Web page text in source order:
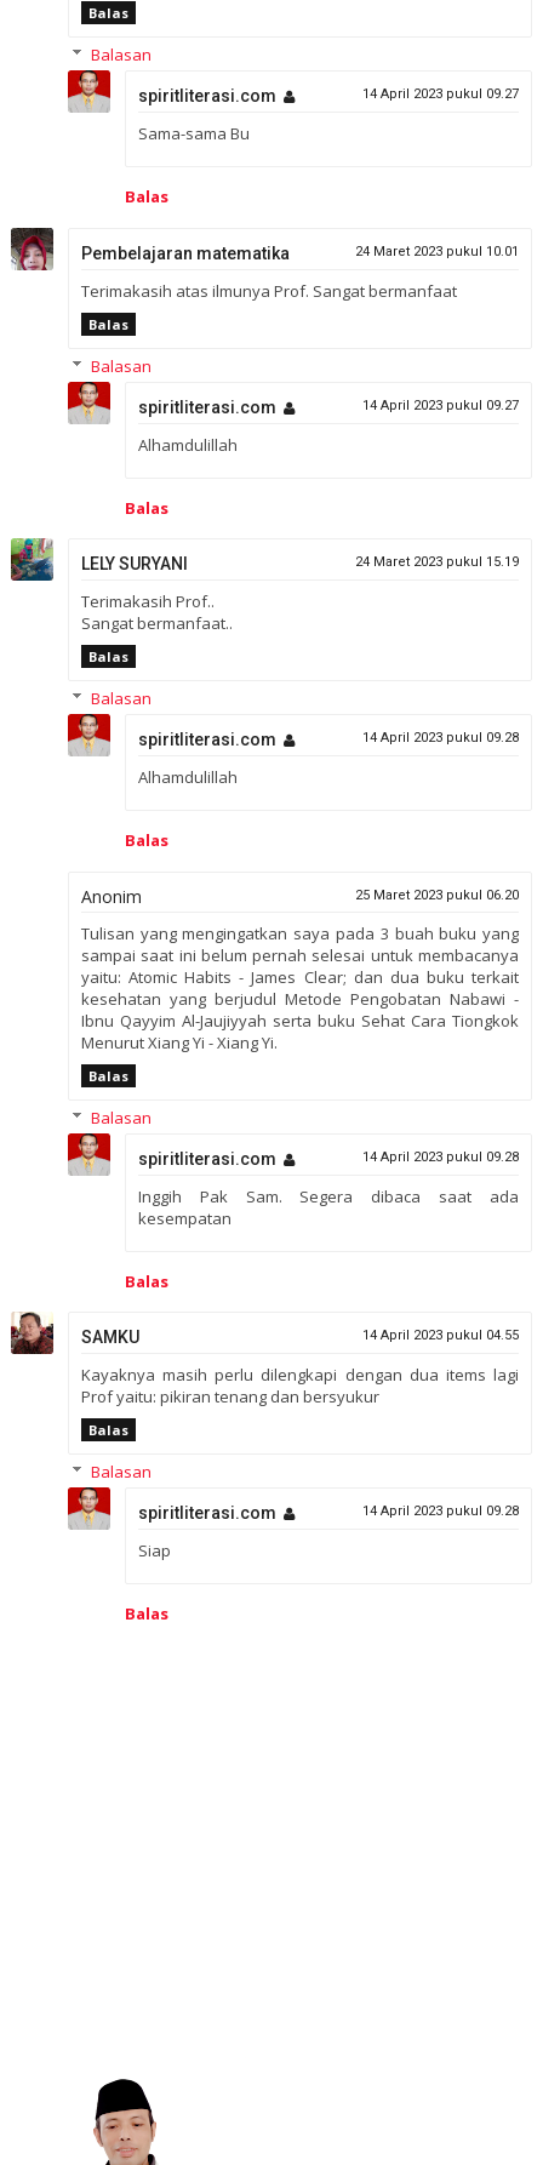
Balas
Balasan
spiritliterasi.com 14 April 2023 pukul 09.27
Sama-sama Bu
Balas
Pembelajaran matematika 24 Maret 2023 pukul 10.01
Terimakasih atas ilmunya Prof. Sangat bermanfaat
Balas
Balasan
spiritliterasi.com 14 April 2023 pukul 09.27
Alhamdulillah
Balas
LELY SURYANI 24 Maret 2023 pukul 15.19
Terimakasih Prof..
Sangat bermanfaat..
Balas
Balasan
spiritliterasi.com 14 April 2023 pukul 09.28
Alhamdulillah
Balas
Anonim 25 Maret 2023 pukul 06.20
Tulisan yang mengingatkan saya pada 3 buah buku yang
sampai saat ini belum pernah selesai untuk membacanya
yaitu: Atomic Habits - James Clear; dan dua buku terkait
kesehatan yang berjudul Metode Pengobatan Nabawi -
Ibnu Qayyim Al-Jaujiyyah serta buku Sehat Cara Tiongkok
Menurut Xiang Yi - Xiang Yi.
Balas
Balasan
spiritliterasi.com 14 April 2023 pukul 09.28
Inggih Pak Sam. Segera dibaca saat ada
kesempatan
Balas
SAMKU 14 April 2023 pukul 04.55
Kayaknya masih perlu dilengkapi dengan dua items lagi
Prof yaitu: pikiran tenang dan bersyukur
Balas
Balasan
spiritliterasi.com 14 April 2023 pukul 09.28
Siap
Balas